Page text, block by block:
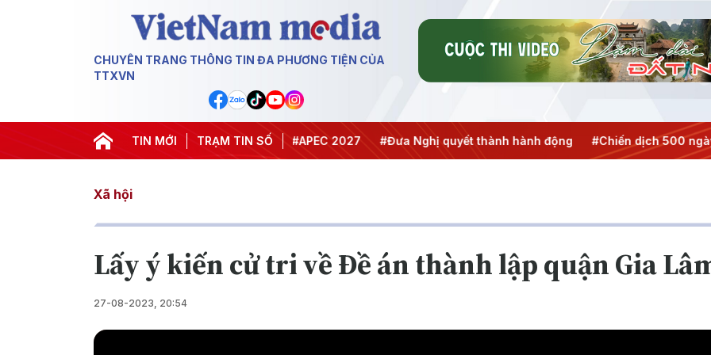
CHUYÊN TRANG THÔNG TIN ĐA PHƯƠNG TIỆN CỦA
TTXVN
TIN MỚI TRẠM TIN SỐ
#Hội nghị Trung ương 3 #APEC 2027 #Đưa Nghị quyết thành hành động #Chiến dịch 500 ngày đêm
Xã hội
Lấy ý kiến cử tri về Đề án thành lập quận Gia
27-08-2023, 20:54